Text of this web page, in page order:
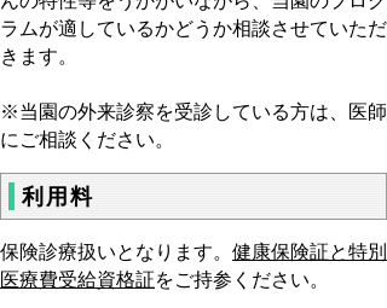
ラムが適しているかどうか相談させていただ
きます。
※当園の外来診察を受診している方は、医師
にご相談ください。
利用料
保険診療扱いとなります。 健康保険証と特別
医療費受給資格証をご持参ください。